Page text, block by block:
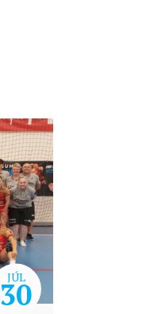
JÚL
30